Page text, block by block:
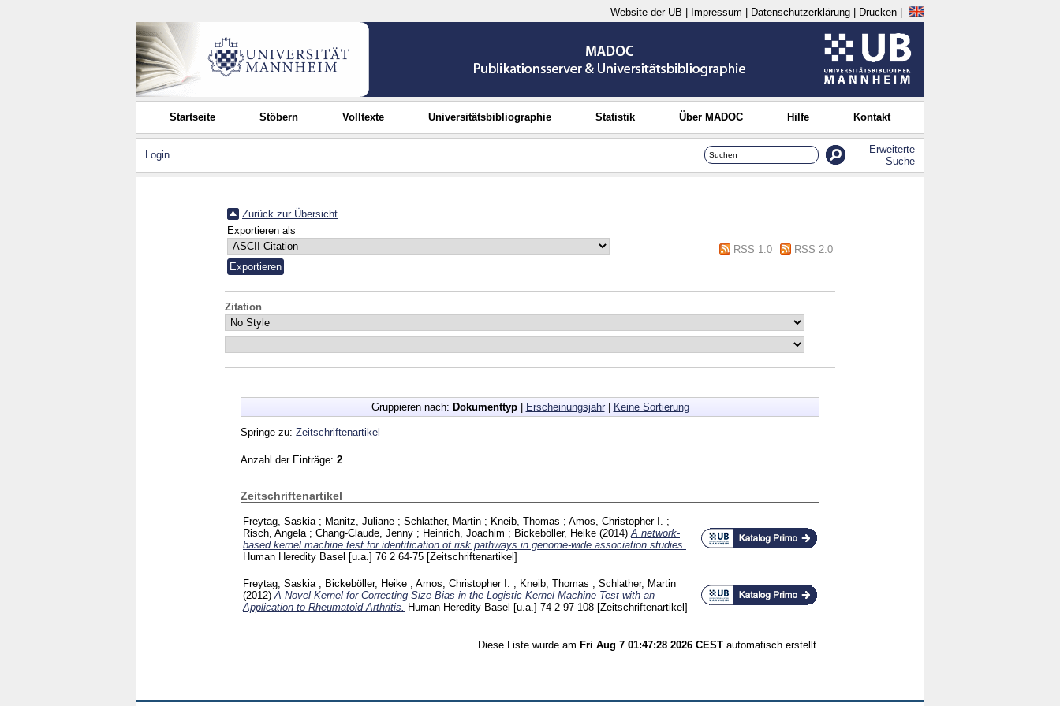
Website der UB Impressum Datenschutzerklärung Drucken
Startseite Stöbern Volltexte Universitätsbibliographie Statistik Über MADOC Hilfe Kontakt
Login
Erweiterte
Suche
Zurück zur Übersicht
Exportieren als
RSS 1.0
RSS 2.0
Zitation
Gruppieren nach: Dokumenttyp| Erscheinungsjahr| Keine Sortierung
Springe zu: Zeitschriftenartikel
Anzahl der Einträge: 2
Zeitschriftenartikel
Freytag, Saskia ; Manitz, Juliane ; Schlather, Martin ; Kneib, Thomas ; Amos, Christopher I.
;
Risch, Angela ; Chang-Claude, Jenny ; Heinrich, Joachim ; Bickeböller, Heike (2014) A network-
based kernel machine test for identification of risk pathways in genome-wide association studies.
Human Heredity Basel [u.a.] 76 2 64-75 [Zeitschriftenartikel]
Freytag, Saskia ; Bickeböller, Heike ; Amos, Christopher I. ; Kneib, Thomas ; Schlather, Martin
(2012) A Novel Kernel for Correcting Size Bias in the Logistic Kernel Machine Test with an
Application to Rheumatoid Arthritis.
Human Heredity Basel [u.a.] 74 2 97-108 [Zeitschriftenartikel]
Diese Liste wurde am Fri Aug 7 01:47:28 2026 CEST automatisch erstellt.